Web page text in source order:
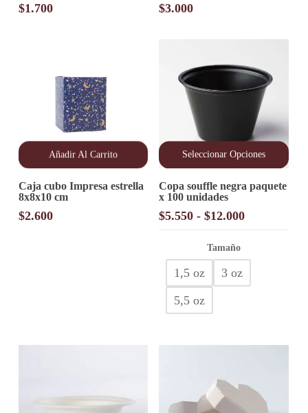
$1.700 $3.000
Añadir Al Carrito
Caja cubo Impresa estrella
8x8x10 cm
$2.600
Seleccionar Opciones
producto
tiene
múltiples
variantes.
se
pueden
elegir
producto
Copa souffle negra paquete
x 100 unidades
$5.550 - $12.000Rango
desde
hasta
Tamaño
1,5 oz
3 oz
5,5 oz